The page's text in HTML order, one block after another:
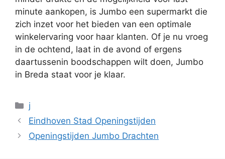
minute aankopen, is Jumbo een supermarkt die
zich inzet voor het bieden van een optimale
winkelervaring voor haar klanten. Of je nu vroeg
in de ochtend, laat in de avond of ergens
daartussenin boodschappen wilt doen, Jumbo
in Breda staat voor je klaar.
Categorieën
j
Eindhoven Stad Openingstijden
Openingstijden Jumbo Drachten